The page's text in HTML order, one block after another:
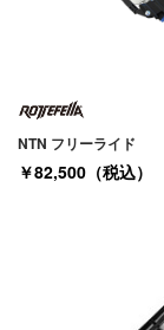
NTN フリーライド
￥82,500（税込）